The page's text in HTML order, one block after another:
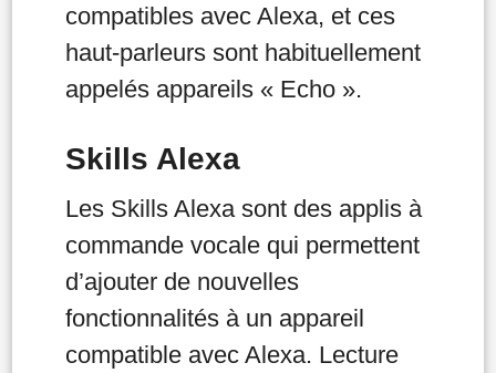
compatibles avec Alexa, et ces
haut-parleurs sont habituellement
appelés appareils « Echo ».
Skills Alexa
Les Skills Alexa sont des applis à
commande vocale qui permettent
d’ajouter de nouvelles
fonctionnalités à un appareil
compatible avec Alexa. Lecture